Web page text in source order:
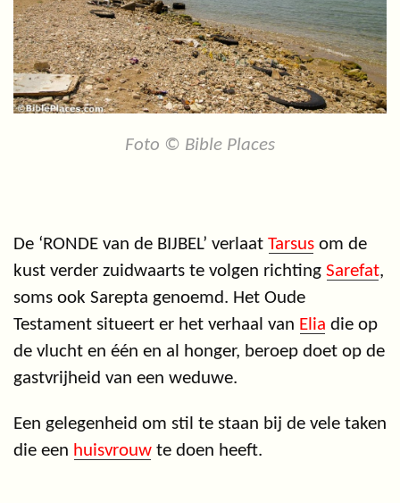
Foto © Bible Places
De ‘RONDE van de BIJBEL’ verlaat Tarsus om de
kust verder zuidwaarts te volgen richting Sarefat,
soms ook Sarepta genoemd. Het Oude
Testament situeert er het verhaal van Elia die op
de vlucht en één en al honger, beroep doet op de
gastvrijheid van een weduwe.
Een gelegenheid om stil te staan bij de vele taken
die een huisvrouw te doen heeft.